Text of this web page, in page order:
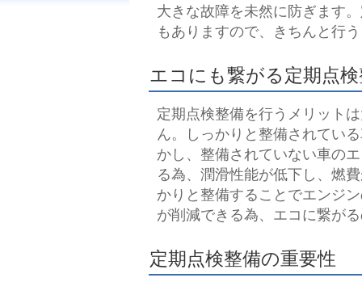
大きな故障を未然に防ぎます
もありますので、きちんと行
エコにも繋がる定期点
定期点検整備を行うメリット
ん。しっかりと整備されてい
かし、整備されていない車の
る為、潤滑性能が低下し、燃
かりと整備することでエンジ
が削減できる為、エコに繋が
定期点検整備の重要性